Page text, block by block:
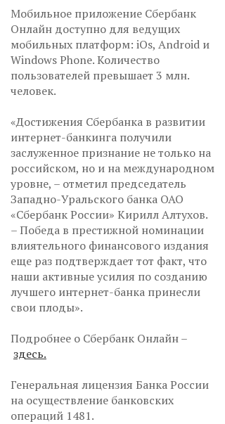
Мобильное приложение Сбербанк
Онлайн доступно для ведущих
мобильных платформ: iOs, Android и
Windows Phone. Количество
пользователей превышает 3 млн.
человек.
«Достижения Сбербанка в развитии
интернет-банкинга получили
заслуженное признание не только на
российском, но и на международном
уровне, – отметил председатель
Западно-Уральского банка ОАО
«Сбербанк России» Кирилл Алтухов.
– Победа в престижной номинации
влиятельного финансового издания
еще раз подтверждает тот факт, что
наши активные усилия по созданию
лучшего интернет-банка принесли
свои плоды».
Подробнее о Сбербанк Онлайн –
здесь.
Генеральная лицензия Банка России
на осуществление банковских
операций 1481.